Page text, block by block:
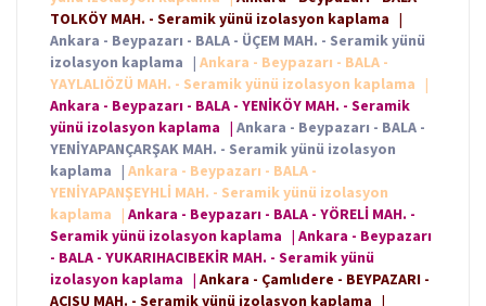
TOLKÖY MAH. - Seramik yünü izolasyon kaplama |
Ankara - Beypazarı - BALA - ÜÇEM MAH. - Seramik yünü
izolasyon kaplama | Ankara - Beypazarı - BALA -
YAYLALIÖZÜ MAH. - Seramik yünü izolasyon kaplama
|
Ankara - Beypazarı - BALA - YENİKÖY MAH. - Seramik
yünü izolasyon kaplama | Ankara - Beypazarı - BALA -
YENİYAPANÇARŞAK MAH. - Seramik yünü izolasyon
kaplama | Ankara - Beypazarı - BALA -
YENİYAPANŞEYHLİ MAH. - Seramik yünü izolasyon
kaplama
| Ankara - Beypazarı - BALA - YÖRELİ MAH. -
Seramik yünü izolasyon kaplama | Ankara - Beypazarı
- BALA - YUKARIHACIBEKİR MAH. - Seramik yünü
izolasyon kaplama | Ankara - Çamlıdere - BEYPAZARI -
ACISU MAH. - Seramik yünü izolasyon kaplama |